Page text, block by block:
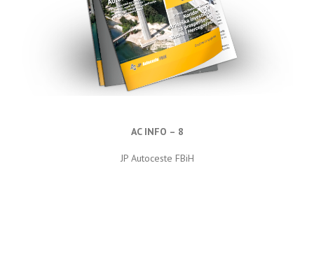
AC INFO – 8
JP Autoceste FBiH